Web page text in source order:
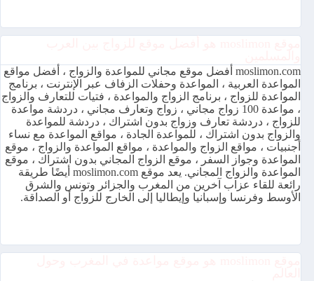
moslimon.com أفضل موقع مجاني للمواعدة والزواج ، أفضل مواقع
المواعدة العربية ، المواعدة وحفلات الزفاف عبر الإنترنت ، برنامج
المواعدة للزواج ، برنامج الزواج والمواعدة ، فتيات للتعارف والزواج
، مواعدة 100 زواج مجاني ، زواج وتعارف مجاني ، دردشة مواعدة
للزواج ، دردشة تعارف وزواج بدون اشتراك ، دردشة للمواعدة
والزواج بدون اشتراك ، للمواعدة الجادة ، مواقع المواعدة مع نساء
أجنبيات ، مواقع الزواج والمواعدة ، مواقع المواعدة والزواج ، موقع
المواعدة وجواز السفر ، موقع الزواج المجاني بدون اشتراك ، موقع
المواعدة والزواج المجاني. يعد موقع moslimon.com أيضًا طريقة
رائعة للقاء عزاب آخرين من المغرب والجزائر وتونس والشرق
الأوسط وفرنسا وإسبانيا وإيطاليا إلى الخارج للزواج أو الصداقة.